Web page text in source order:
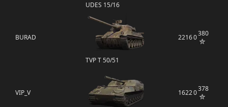
UDES 15/16
BURAD
TVP T 50/51
22160380
VIP_V 16220378